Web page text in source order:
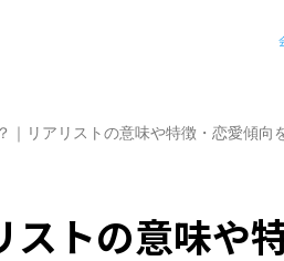
｜リアリストの意味や特徴・恋愛傾向
ストの意味や